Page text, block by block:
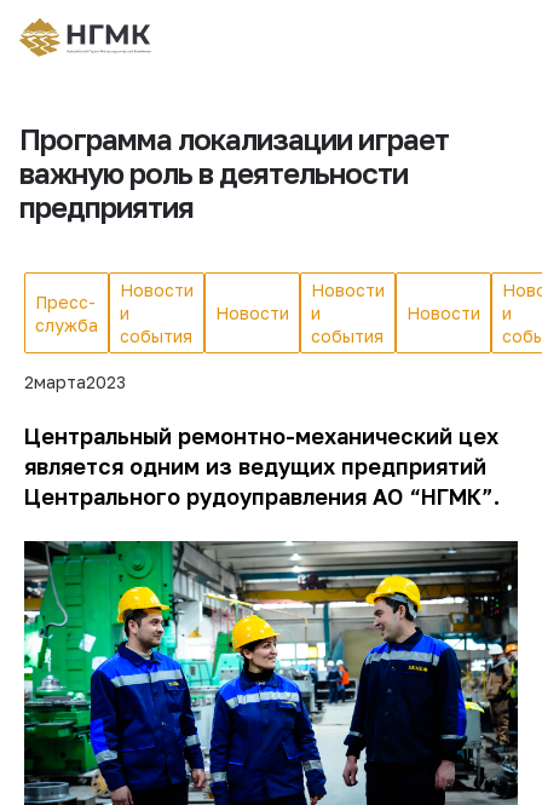
Программа локализации играет
важную роль в деятельности
предприятия
Пресс-
служба
Новости
и
события
Новости
Новости
и
события
Новости
и
2марта2023
Центральный ремонтно-механический цех
является одним из ведущих предприятий
Центрального рудоуправления АО “НГМК”.